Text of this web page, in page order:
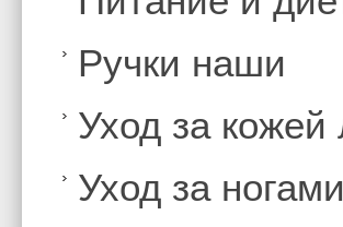
Ручки наши
Уход за кожей
Уход за ногами